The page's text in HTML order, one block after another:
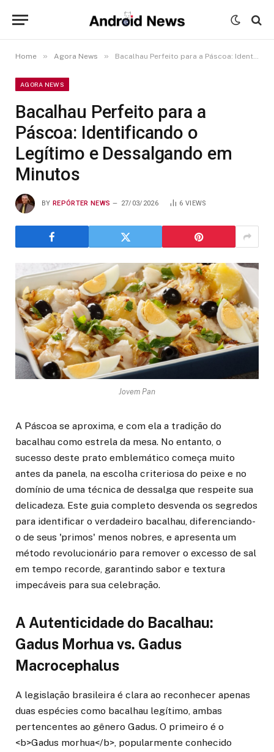
Home » Agora News » Bacalhau Perfeito para a Páscoa: Identificando o Legítimo e Dessalgando em Minutos
AGORA NEWS
Bacalhau Perfeito para a
Páscoa: Identificando o
Legítimo e Dessalgando em
Minutos
BY REPÓRTER NEWS 27/03/2026 6 VIEWS
Jovem Pan
A Páscoa se aproxima, e com ela a tradição do
bacalhau como estrela da mesa. No entanto, o
sucesso deste prato emblemático começa muito
antes da panela, na escolha criteriosa do peixe e no
domínio de uma técnica de dessalga que respeite sua
delicadeza. Este guia completo desvenda os segredos
para identificar o verdadeiro bacalhau, diferenciando-
o de seus 'primos' menos nobres, e apresenta um
método revolucionário para remover o excesso de sal
em tempo recorde, garantindo sabor e textura
impecáveis para sua celebração.
A Autenticidade do Bacalhau:
Gadus Morhua vs. Gadus
Macrocephalus
A legislação brasileira é clara ao reconhecer apenas
duas espécies como bacalhau legítimo, ambas
pertencentes ao gênero Gadus. O primeiro é o
<b>Gadus morhua</b>, popularmente conhecido